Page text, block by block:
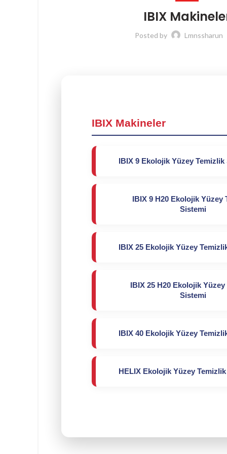
IBIX
Posted by Lmnssharun
IBIX Makineler
IBIX 9 Ekolojik Yüzey
IBIX 9 H20 Ekolojik Yüzey
Sistemi
IBIX 25 Ekolojik Yüzey
IBIX 25 H20 Ekolojik
Sistemi
IBIX 40 Ekolojik Yüzey
HELIX Ekolojik Yüzey